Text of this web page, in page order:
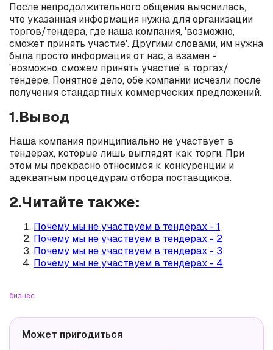
После непродолжительного общения выяснилась,
что указанная информация нужна для организации
торгов/тендера, где наша компания, 'возможно,
сможет принять участие'. Другими словами, им нужна
была просто информация от нас, а взамен -
'возможно, сможем принять участие' в торгах/
тендере. Понятное дело, обе компании исчезли после
получения стандартных коммерческих предложений.
1.Вывод
Наша компания принципиально не участвует в
тендерах, которые лишь выглядят как торги. При
этом мы прекрасно относимся к конкуренции и
адекватным процедурам отбора поставщиков.
2.Читайте также:
Почему мы не участвуем в тендерах - 1
Почему мы не участвуем в тендерах - 2
Почему мы не участвуем в тендерах - 3
Почему мы не участвуем в тендерах - 4
бизнес
Может пригодиться